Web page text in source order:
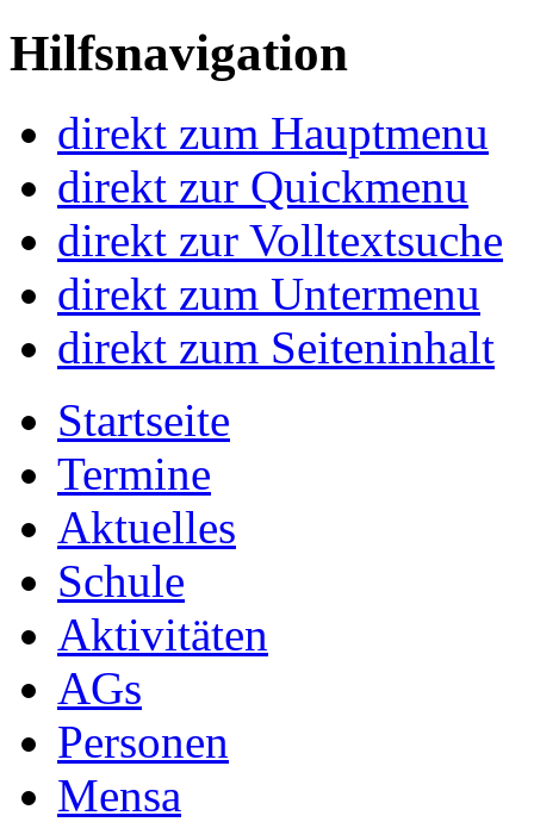
Hilfsnavigation
direkt zum Hauptmenu
direkt zur Quickmenu
direkt zur Volltextsuche
direkt zum Untermenu
direkt zum Seiteninhalt
Startseite
Termine
Aktuelles
Schule
Aktivitäten
AGs
Personen
Mensa